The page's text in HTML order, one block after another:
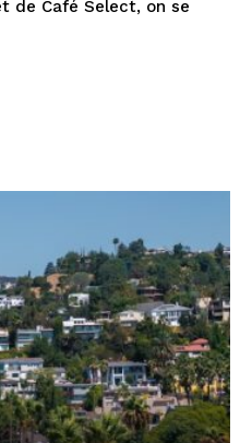
de Café Select, on se